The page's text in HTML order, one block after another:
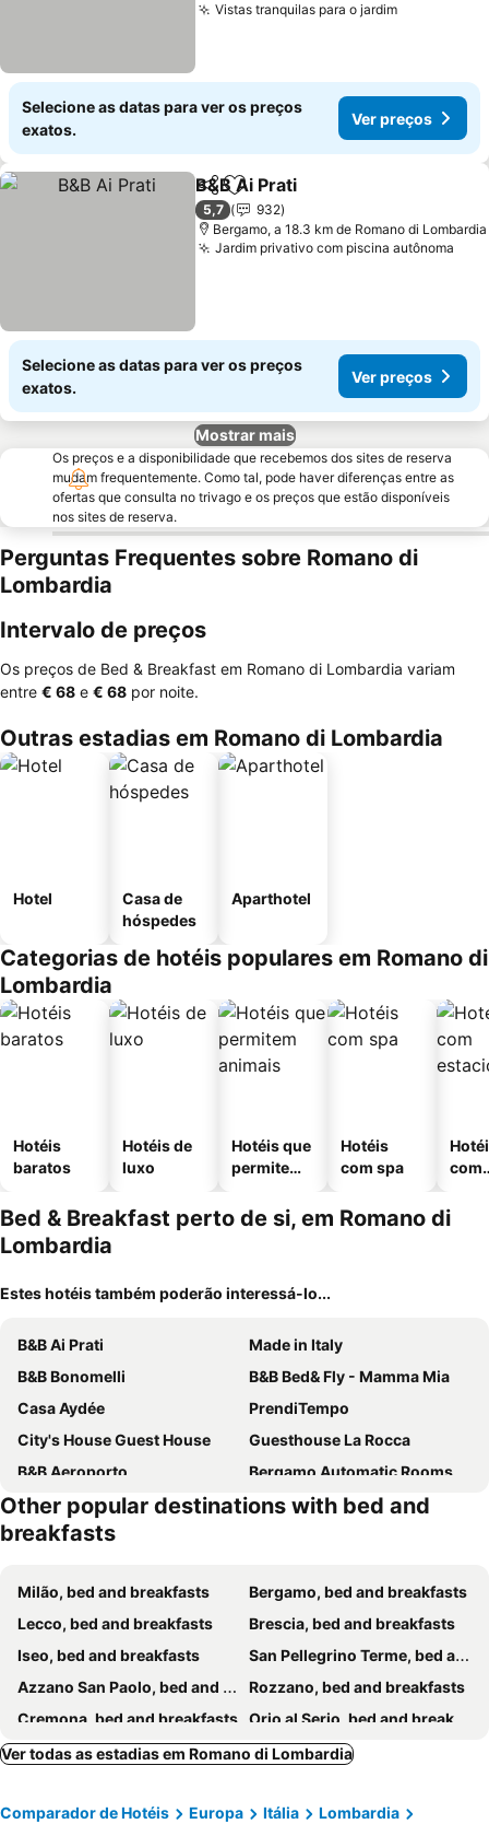
Vistas tranquilas para o jardimVer preços
Selecione as datas para ver os preços
exatos.
Ver preços
PartilharAdicionar aos favoritos
B&B Ai Prati
5,7
932
Bergamo, a 18.3 km de Romano di Lombardia
Jardim privativo com piscina autônoma
Selecione as datas para ver os preços
exatos.
Ver preços
Mostrar mais
Os preços e a disponibilidade que recebemos dos sites de reserva
mudam frequentemente. Como tal, pode haver diferenças entre as
ofertas que consulta no trivago e os preços que estão disponíveis
nos sites de reserva.
Perguntas Frequentes sobre Romano di
Lombardia
Intervalo de preços
Os preços de Bed & Breakfast em Romano di Lombardia variam
entre ‎€ 68 e ‎€ 68 por noite.
Outras estadias em Romano di Lombardia
Hotel
Casa de
hóspedes
Aparthotel
Categorias de hotéis populares em Romano di
Lombardia
Hotéis
baratos
Hotéis de
luxo
Hotéis que
permitem
Hotéis
com spa
com
Bed & Breakfast perto de si, em Romano di
Lombardia
Estes hotéis também poderão interessá-lo...
B&B Ai Prati
Made in Italy
B&B Bonomelli
B&B Bed& Fly - Mamma Mia
Casa Aydée
PrendiTempo
City's House Guest House
Guesthouse La Rocca
B&B Aeroporto
Bergamo Automatic Rooms Self check-in
BG Stay
Orio Stay&Fly
Bombyx Inn
BGY Airport Guesthouse
CharmeRooms Villa Moroni
Little House Leonardo Airport
CENTRALE
SelfMatic
I Silos Guest house
B&B IL VIALETTO
La Villa
Bergamo Bella B&B
B&B Colorado
B2in Suite & Office
Alloggio della Villetta
Orio Easy Airport
Castello degli Angeli
Other popular destinations with bed and
breakfasts
Milão, bed and breakfasts
Bergamo, bed and breakfasts
Lecco, bed and breakfasts
Brescia, bed and breakfasts
Iseo, bed and breakfasts
San Pellegrino Terme, bed and breakfasts
Azzano San Paolo, bed and breakfasts
Rozzano, bed and breakfasts
Cremona, bed and breakfasts Orio al Serio, bed and breakfasts
Castro, bed and breakfasts
Sarnico, bed and breakfasts
Passirano, bed and breakfasts
Rota d’Imagna, bed and breakfasts
Ver todas as estadias em Romano di Lombardia
Comparador de Hotéis Europa Itália
Lombardia